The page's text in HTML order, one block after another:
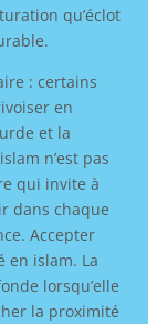
qu’éclot
: certains
en
et la
n’est pas
qui invite à
dans chaque
Accepter
en islam. La
lorsqu’elle
la proximité